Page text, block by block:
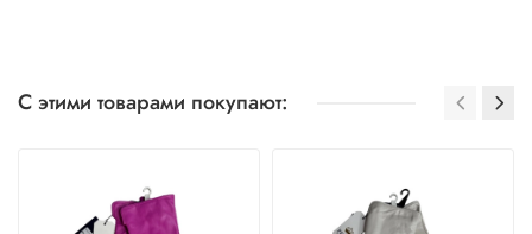
С этими товарами покупают: